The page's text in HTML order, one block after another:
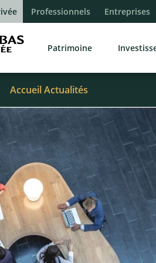
Professionnels Entreprises
Patrimoine
Accueil Actualités